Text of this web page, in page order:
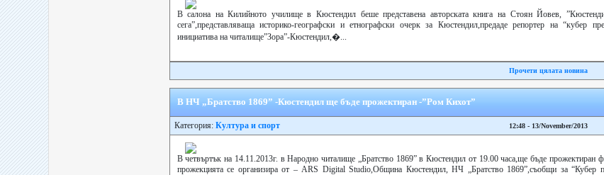
В салона на Килийното училище в Кюстендил беше представена авторската книга на Стоян Йовев,
сега”,представляваща историко-географски и етнографски очерк за Кюстендил,предаде репортер на “кубер
инициатива на читалище”Зора”-Кюстендил,�...
Прочети цялата новина
В НЧ „Братство 1869” -Кюстендил ще бъде прожектиран -”Ром Кихот”
Категория: Култура и спорт 12:48 - 13/November/2013
В четвъртък на 14.11.2013г. в Народно читалище „Братство 1869” в Кюстендил от 19.00 часа,ще бъде прожектиран
прожекцията се организира от – ARS Digital Studio,Община Кюстендил, НЧ „Братство 1869”,съобщи за “Кубер